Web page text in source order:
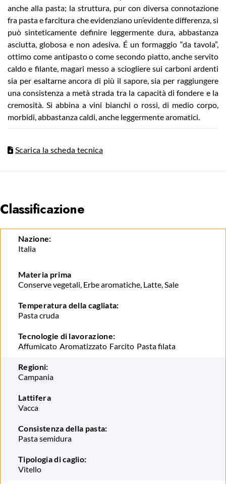
anche alla pasta; la struttura, pur con diversa connotazione
fra pasta e farcitura che evidenziano un’evidente differenza, si
può sinteticamente definire leggermente dura, abbastanza
asciutta, globosa e non adesiva. É un formaggio “da tavola”,
ottimo come antipasto o come secondo piatto, anche servito
caldo e filante, magari messo a sciogliere sui carboni ardenti
sia per esaltarne ancora di più il sapore, sia per raggiungere
una consistenza a metà strada tra la capacità di fondere e la
cremosità. Si abbina a vini bianchi o rossi, di medio corpo,
morbidi, abbastanza caldi, anche leggermente aromatici.
Scarica la scheda tecnica
Classificazione
Nazione:
Italia
Materia prima
Conserve vegetali, Erbe aromatiche, Latte, Sale
Temperatura della cagliata:
Pasta cruda
Tecnologie di lavorazione:
Affumicato Aromatizzato Farcito Pasta filata
Regioni:
Campania
Lattifera
Vacca
Consistenza della pasta:
Pasta semidura
Tipologia di caglio:
Vitello